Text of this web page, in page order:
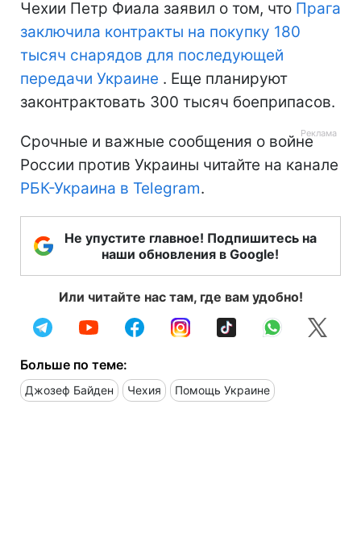
Чехии Петр Фиала заявил о том, что Прага
заключила контракты на покупку 180
тысяч снарядов для последующей
передачи Украине . Еще планируют
законтрактовать 300 тысяч боеприпасов.
Срочные и важные сообщения о войне
России против Украины читайте на канале
РБК-Украина в Telegram.
Не упустите главное! Подпишитесь на
наши обновления в Google!
Или читайте нас там, где вам удобно!
Больше по теме:
Джозеф Байден Чехия Помощь Украине